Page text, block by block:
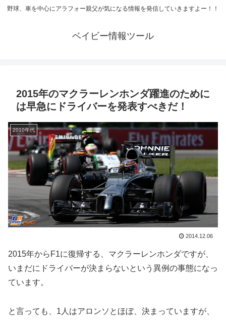
野球、車を中心にアラフォー親父が気になる情報を発信していきますよー！！
ベイビー情報ツール
2015年のマクラーレンホンダ躍進のために
は早急にドライバーを発表すべきだ！
2010年代
2014.12.06
2015年からF1に復帰する、マクラーレンホンダですが、
いまだにドライバーが決まらないという異例の事態になっ
ています。
と言っても、1人はアロンソとほぼ、決まっていますが、